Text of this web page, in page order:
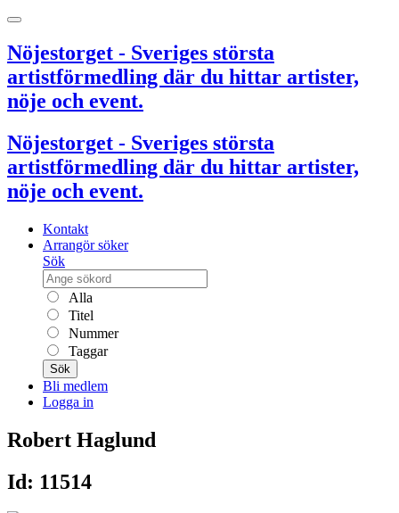
Nöjestorget - Sveriges största
artistförmedling där du hittar artister,
nöje och event.
Nöjestorget - Sveriges största
artistförmedling där du hittar artister,
nöje och event.
Kontakt
Arrangör söker
Sök
Alla
Titel
Nummer
Taggar
Sök
Bli medlem
Logga in
Robert Haglund
Id: 11514